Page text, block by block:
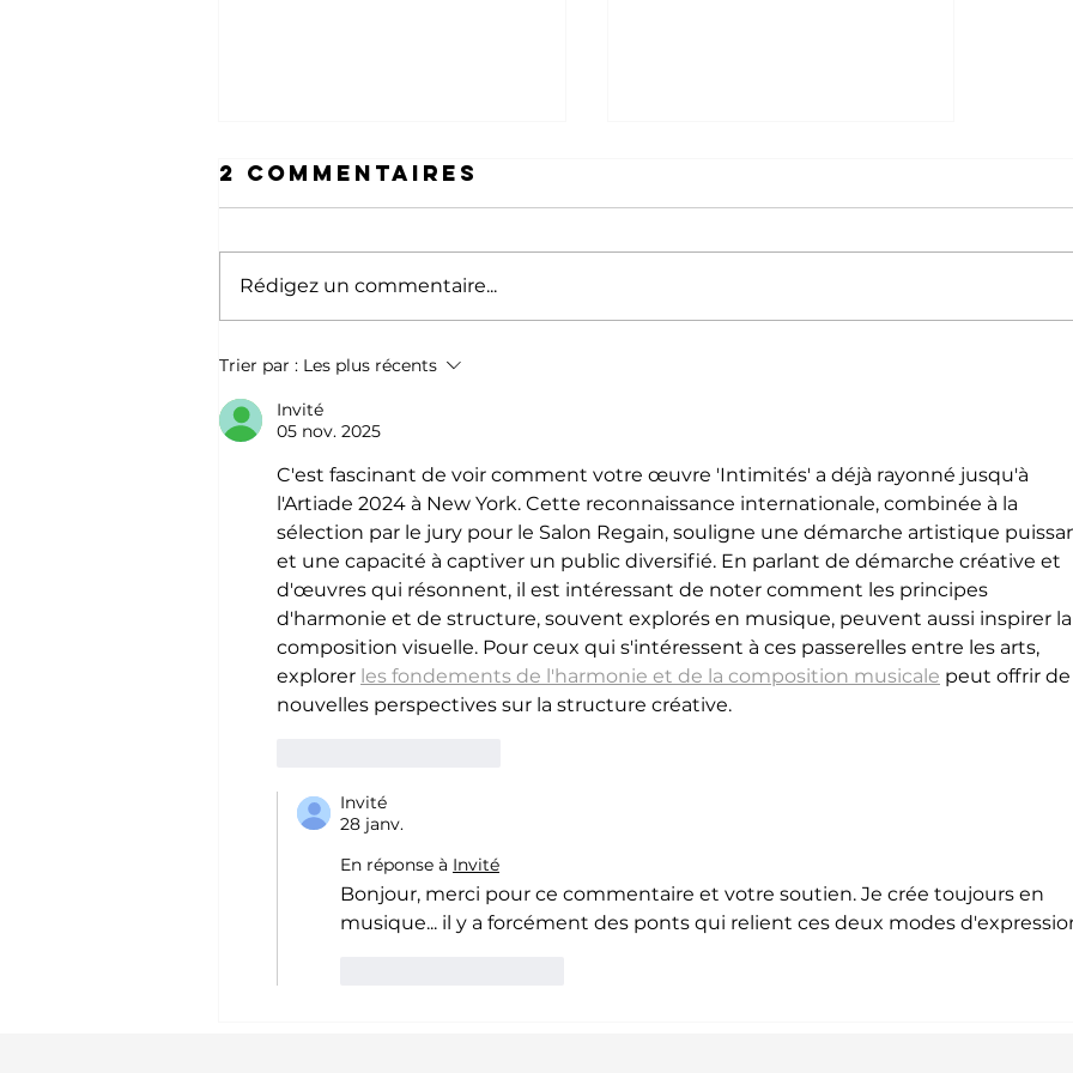
2024 :DES
PARTOUT EN
EUROPE
2 commentaires
Rédigez un commentaire...
Trier par : Les plus récents
Invité
05 nov. 2025
C'est fascinant de voir comment votre œuvre 'Intimités' a déjà rayonné jusqu'à
l'Artiade 2024 à New York. Cette reconnaissance internationale, combinée à la
sélection par le jury pour le Salon Regain, souligne une démarche artistique
et une capacité à captiver un public diversifié. En parlant de démarche créative et
d'œuvres qui résonnent, il est intéressant de noter comment les principes
d'harmonie et de structure, souvent explorés en musique, peuvent aussi inspirer
composition visuelle. Pour ceux qui s'intéressent à ces passerelles entre les arts,
explorer les fondements de l'harmonie et de la composition musicale peut offrir
nouvelles perspectives sur la structure créative.
Invité
28 janv.
En réponse à Invité
Bonjour, merci pour ce commentaire et votre soutien. Je crée toujours en
musique... il y a forcément des ponts qui relient ces deux modes